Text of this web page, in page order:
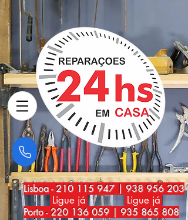
Ligue já Ligue já
Lisboa-210 115 947|938 956 203
Porto- 220 136 059 |935 865 808